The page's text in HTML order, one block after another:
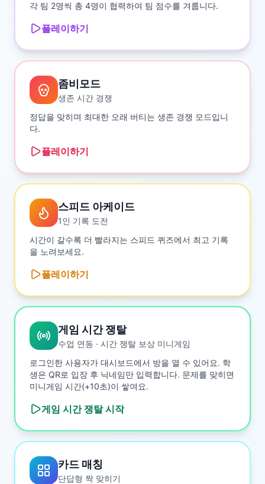
각 팀 2명씩 총 4명이 협력하여 팀 점수를 겨룹니다.
플레이하기
좀비모드
생존 시간 경쟁
정답을 맞히며 최대한 오래 버티는 생존 경쟁 모드입니
다.
플레이하기
스피드 아케이드
1인 기록 도전
시간이 갈수록 더 빨라지는 스피드 퀴즈에서 최고 기록
을 노려보세요.
플레이하기
게임 시간 쟁탈
수업 연동 · 시간 쟁탈 보상 미니게임
로그인한 사용자가 대시보드에서 방을 열 수 있어요. 학
생은 QR로 입장 후 닉네임만 입력합니다. 문제를 맞히면
미니게임 시간(+10초)이 쌓여요.
게임 시간 쟁탈시작
카드 매칭
단답형 짝 맞히기